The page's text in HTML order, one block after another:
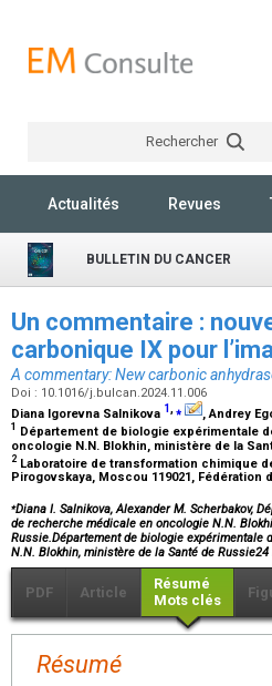
Rechercher
Actualités Revues
BULLETIN DU CANCER
Un commentaire :
carbonique IX pour
A commentary: New carbonic
Doi : 10.1016/j.bulcan.2024.11.006
Diana Igorevna Salnikova 1,⁎ , Andrey
1 Département de biologie expérimentale
oncologie N.N. Blokhin, ministère de la
2 Laboratoire de transformation chimique
Pirogovskaya, Moscou 119021, Fédération
⁎Diana I. Salnikova, Alexander M. Scherbakov,
de recherche médicale en oncologie N.N.
Russie.Département de biologie
N.N. Blokhin, ministère de la Santé de
PDF Article
Résumé
Mots clés
Résumé